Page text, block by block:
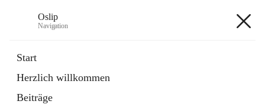
Oslip
Navigation
Start
Herzlich willkommen
Beiträge
Externe Webseite
in